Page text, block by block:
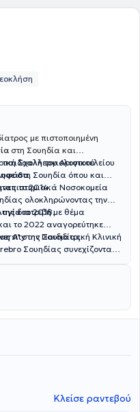
με πιστοποιημένη
στη Σουηδία και
.
Σχολή του Αριστοτελείου
στη Σουηδία όπου και
το 2014.
Νοσοκομεία
ολοκληρώνοντας την
το 2018.
διατριβή με θέμα
το 2022 αναγορεύτηκε
της Σουηδίας.
Α'στην Παιδιατρική Κλινική
Σουηδίας συνεχίζοντας
Κλείσε ραντεβού